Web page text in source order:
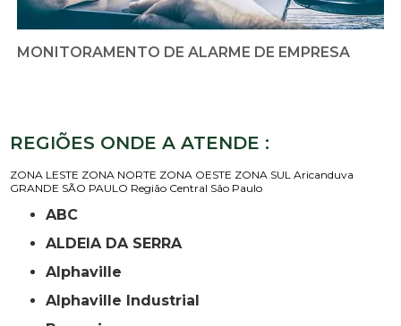
MONITORAMENTO DE ALARME DE EMPRESA
REGIÕES ONDE A ATENDE :
ZONA LESTE ZONA NORTE ZONA OESTE ZONA SUL Aricanduva
GRANDE SÃO PAULO Região Central São Paulo
ABC
ALDEIA DA SERRA
Alphaville
Alphaville Industrial